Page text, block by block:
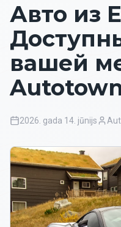
Авто из
вашей
2026. gada 14. jūnijs